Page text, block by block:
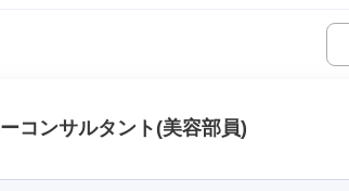
コンサルタント(美容部員)